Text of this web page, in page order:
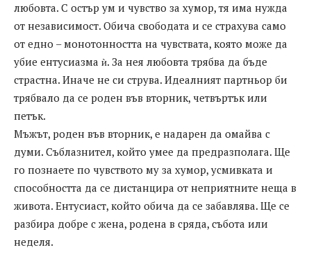
любовта. С остър ум и чувство за хумор, тя има нужда
от независимост. Обича свободата и се страхува само
от едно – монотонността на чувствата, която може да
убие ентусиазма ѝ. За нея любовта трябва да бъде
страстна. Иначе не си струва. Идеалният партньор би
трябвало да се роден във вторник, четвъртък или
петък.
Мъжът, роден във вторник, е надарен да омайва с
думи. Съблазнител, който умее да предразполага. Ще
го познаете по чувството му за хумор, усмивката и
способността да се дистанцира от неприятните неща в
живота. Ентусиаст, който обича да се забавлява. Ще се
разбира добре с жена, родена в сряда, събота или
неделя.